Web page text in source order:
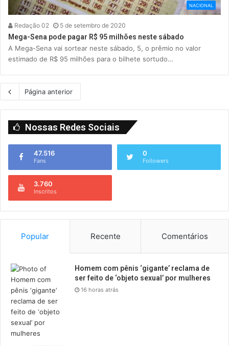
NACIONAL
Redação 02 5 de setembro de 2020
Mega-Sena pode pagar R$ 95 milhões neste sábado
A Mega-Sena vai sortear neste sábado, 5, o prêmio no valor
estimado de R$ 95 milhões para o bilhete sortudo…
Página anterior
Nossas Redes Sociais
47.516
Fans
0
Followers
3.760
Inscritos
Popular Recente Comentários
Homem com pênis ‘gigante’ reclama de
ser feito de ‘objeto sexual’ por mulheres
16 horas atrás